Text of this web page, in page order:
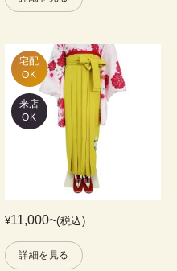
宅配
OK
来店
OK
¥11,000~(税込)
詳細を見る